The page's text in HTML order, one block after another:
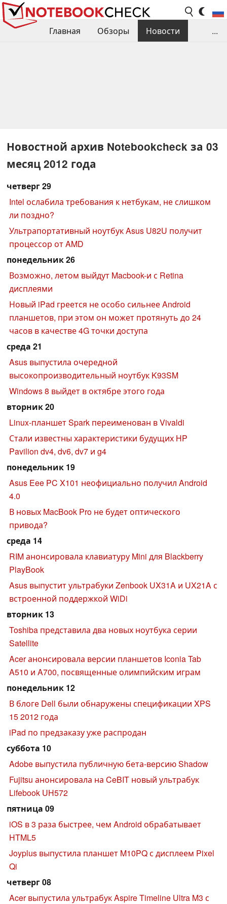
Главная Обзоры
Новости
...
Новостной архив Notebookcheck за 03
месяц 2012 года
четверг 29
Intel ослабила требования к нетбукам, не слишком
ли поздно?
Ультрапортативный ноутбук Asus U82U получит
процессор от AMD
понедельник 26
Возможно, летом выйдут Macbook-и с Retina
дисплеями
Новый iPad греется не особо сильнее Android
планшетов, при этом он может протянуть до 24
часов в качестве 4G точки доступа
среда 21
Asus выпустила очередной
высокопроизводительный ноутбук K93SM
Windows 8 выйдет в октябре этого года
вторник 20
Linux-планшет Spark переименован в Vivaldi
Стали известны характеристики будущих HP
Pavilion dv4, dv6, dv7 и g4
понедельник 19
Asus Eee PC X101 неофициально получил Android
4.0
В новых MacBook Pro не будет оптического
привода?
среда 14
RIM анонсировала клавиатуру Mini для Blackberry
PlayBook
Asus выпустит ультрабуки Zenbook UX31A и UX21A с
встроенной поддержкой WiDi
вторник 13
Toshiba представила два новых ноутбука серии
Satellite
Acer анонсировала версии планшетов Iconia Tab
A510 и A700, посвященные олимпийским играм
понедельник 12
В блоге Dell были обнаружены спецификации XPS
15 2012 года
iPad по предзаказу уже распродан
суббота 10
Adobe выпустила публичную бета-версию Shadow
Fujitsu анонсировала на CeBIT новый ультрабук
Lifebook UH572
пятница 09
iOS в 3 раза быстрее, чем Android обрабатывает
HTML5
Joyplus выпустила планшет M10PQ с дисплеем Pixel
Qi
четверг 08
Acer выпустила ультрабук Aspire Timeline Ultra M3 с